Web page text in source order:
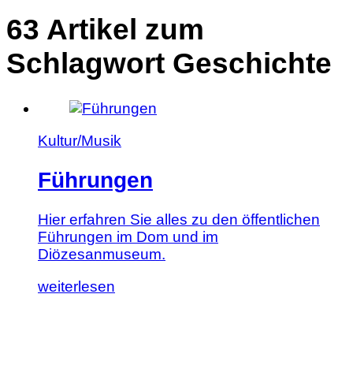
63 Artikel zum
Schlagwort Geschichte
Kultur/Musik
Führungen
Hier erfahren Sie alles zu den öffentlichen
Führungen im Dom und im
Diözesanmuseum.
Lesen
weiterlesen